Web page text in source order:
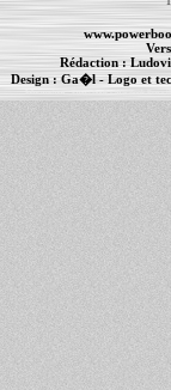
Rédaction :
Design : Ga�l- Logo et
Informations : PowerBook -